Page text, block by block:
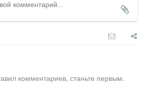
комментариев, станьте первым.